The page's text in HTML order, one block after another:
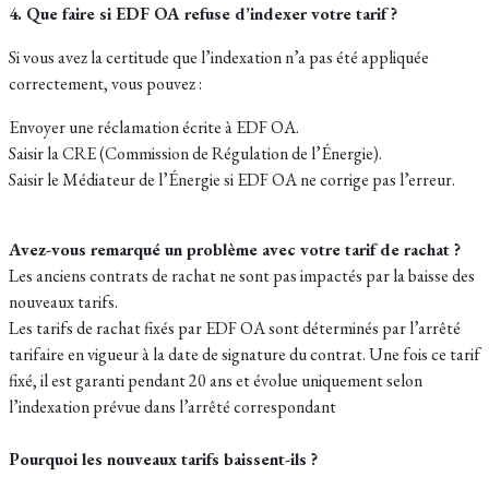
4. Que faire si EDF OA refuse d’indexer votre tarif ?
Si vous avez la certitude que l’indexation n’a pas été appliquée
correctement, vous pouvez :
Envoyer une réclamation écrite à EDF OA.
Saisir la CRE (Commission de Régulation de l’Énergie).
Saisir le Médiateur de l’Énergie si EDF OA ne corrige pas l’erreur.
Avez-vous remarqué un problème avec votre tarif de rachat ?
Les anciens contrats de rachat ne sont pas impactés par la baisse des
nouveaux tarifs.
Les tarifs de rachat fixés par EDF OA sont déterminés par l’arrêté
tarifaire en vigueur à la date de signature du contrat. Une fois ce tarif
fixé, il est garanti pendant 20 ans et évolue uniquement selon
l’indexation prévue dans l’arrêté correspondant
Pourquoi les nouveaux tarifs baissent-ils ?